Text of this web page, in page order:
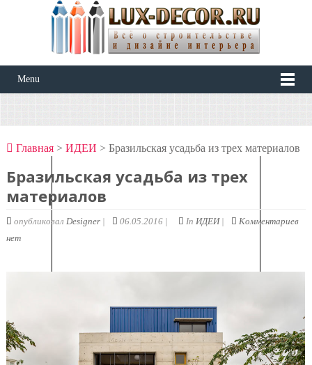
Menu
Главная> ИДЕИ > Бразильская усадьба из трех материалов
Бразильская усадьба из трех
материалов
опубликовал Designer| 06.05.2016 | In ИДЕИ|
Комментариев
нет